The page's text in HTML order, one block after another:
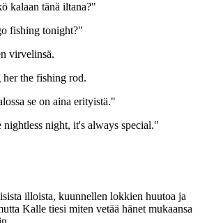
kalaan tänä iltana?"
fishing tonight?"
virvelinsä.
her the fishing rod.
se on aina erityistä."
night, it's always special."
illoista, kuunnellen lokkien huutoa ja
Kalle tiesi miten vetää hänet mukaansa